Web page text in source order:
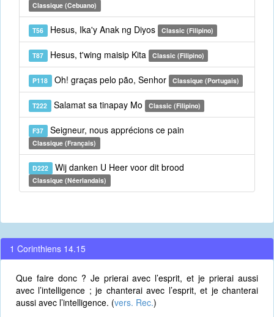
Classique (Cebuano)
T56 Hesus, Ika'y Anak ng Diyos Classic (Filipino)
T87 Hesus, t'wing maisip Kita Classic (Filipino)
P118 Oh! graças pelo pão, Senhor Classique (Portugais)
T222 Salamat sa tinapay Mo Classic (Filipino)
F37 Seigneur, nous apprécions ce pain
Classique (Français)
D222 Wij danken U Heer voor dit brood
Classique (Néerlandais)
1 Corinthiens 14.15
Que faire donc ? Je prierai avec l’esprit, et je prierai aussi
avec l’intelligence ; je chanterai avec l’esprit, et je chanterai
aussi avec l’intelligence. (vers. Rec.)